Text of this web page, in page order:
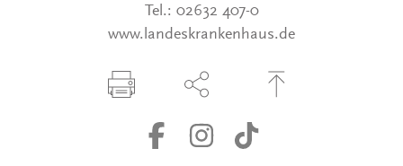
Tel.: 02632 407-0
www.landeskrankenhaus.de